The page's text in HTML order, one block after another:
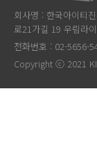
회사명 : 한국아이티
로21가길 19 우림라
전화번호 : 02-5656-
Copyright ⓒ 2021